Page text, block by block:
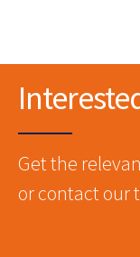
Get the
or contact our